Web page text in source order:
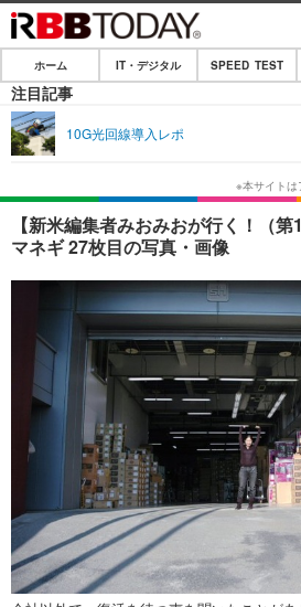
ホーム
IT・デジタル
ネタ
ショッピング
エンタメ
エンタメTOP
韓流・K-POP
音楽
グラビア
ショッピング
ライフ
ライフTOP
ペット
その他
リリース一覧
プッシュ通知の停止方法
ホーム IT・デジタル SPEED TEST
注目記事
10G光回線導入レポ
【新米編集者みおみおが行く！（
マネギ 27枚目の写真・画像